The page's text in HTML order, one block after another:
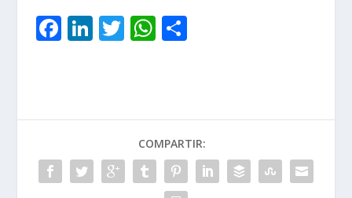
F
o
o
k
Li
dI
n
T W
A
p
p
ar
ti
r
COMPARTIR: